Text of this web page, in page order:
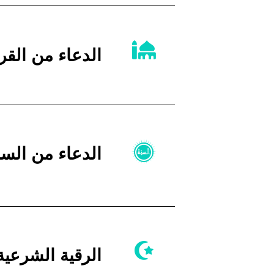
الدعاء من
الدعاء من
الرقية